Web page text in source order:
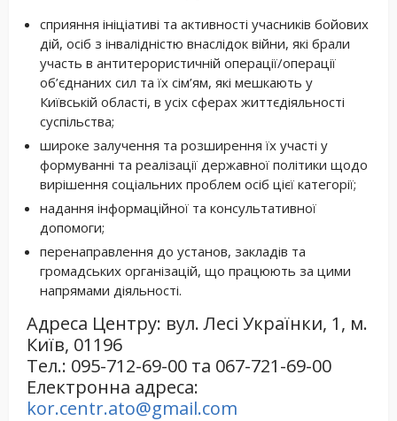
сприяння ініціативі та активності учасників бойових
дій, осіб з інвалідністю внаслідок війни, які брали
участь в антитерористичній операції/операції
об’єднаних сил та їх сім’ям, які мешкають у
Київській області, в усіх сферах життєдіяльності
суспільства;
широке залучення та розширення їх участі у
формуванні та реалізації державної політики щодо
вирішення соціальних проблем осіб цієї категорії;
надання інформаційної та консультативної
допомоги;
перенаправлення до установ, закладів та
громадських організацій, що працюють за цими
напрямами діяльності.
Адреса Центру: вул. Лесі Українки, 1, м.
Київ, 01196
Тел.: 095-712-69-00 та 067-721-69-00
Електронна адреса:
kor.centr.ato@gmail.com